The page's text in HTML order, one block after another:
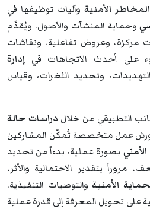
الأمنية وآليات توظيفها في
وحماية المنشآت والأصول. ويُقدَّم
وعروض تفاعلية، ونقاشات
على أحدث الاتجاهات في إدارة
وتحديد الثغرات، وقياس
التطبيقي من خلال دراسات حالة
وورش عمل متخصصة تُمكّن المشاركين
بصورة عملية، بدءاً من تحديد
مروراً بتقدير الاحتمالية والأثر،
الأمنيةوالتوصيات التنفيذية.
على تحويل المعرفة إلى قدرة عملية